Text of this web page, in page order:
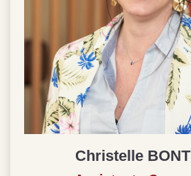
Christelle